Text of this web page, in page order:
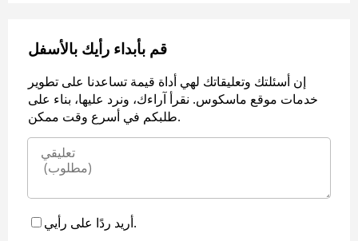
قم بأبداء رأيك بالأسفل
إن أسئلتك وتعليقاتك لهي أداة قيمة تساعدنا على تطوير
خدمات موقع ماسكوس. نقرأ آراءك، ونرد عليها، بناء على
طلبكم في أسرع وقت ممكن.
أريد ردًا على رأيي.